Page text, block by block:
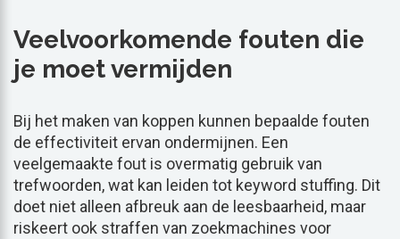
Veelvoorkomende fouten die
je moet vermijden
Bij het maken van koppen kunnen bepaalde fouten
de effectiviteit ervan ondermijnen. Een
veelgemaakte fout is overmatig gebruik van
trefwoorden, wat kan leiden tot keyword stuffing. Dit
doet niet alleen afbreuk aan de leesbaarheid, maar
riskeert ook straffen van zoekmachines voor